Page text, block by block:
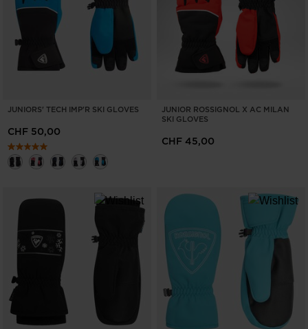
CANCELLA APPLICA
JUNIORS' TECH IMP'R SKI GLOVES
CHF 50,00
JUNIOR ROSSIGNOL X AC MILAN
SKI GLOVES
CHF 45,00